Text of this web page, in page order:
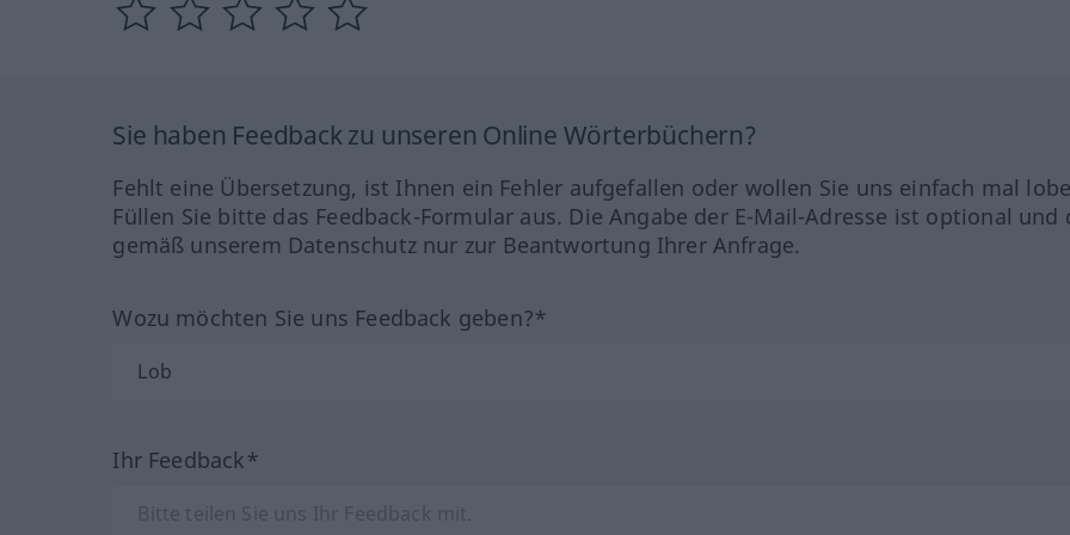
Sie haben Feedback zu unseren Online Wörterbüchern?
Fehlt eine Übersetzung, ist Ihnen ein Fehler aufgefallen oder wollen Sie uns einfach mal
Füllen Sie bitte das Feedback-Formular aus. Die Angabe der E-Mail-Adresse ist optional und
gemäß unserem Datenschutz nur zur Beantwortung Ihrer Anfrage.
Wozu möchten Sie uns Feedback geben?*
Ihr Feedback*